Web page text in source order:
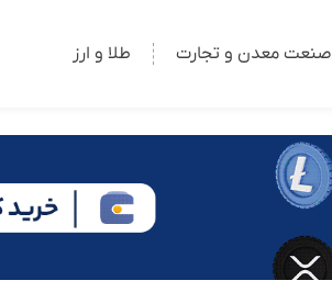
صنعت معدن و تجارت طلا و ارز